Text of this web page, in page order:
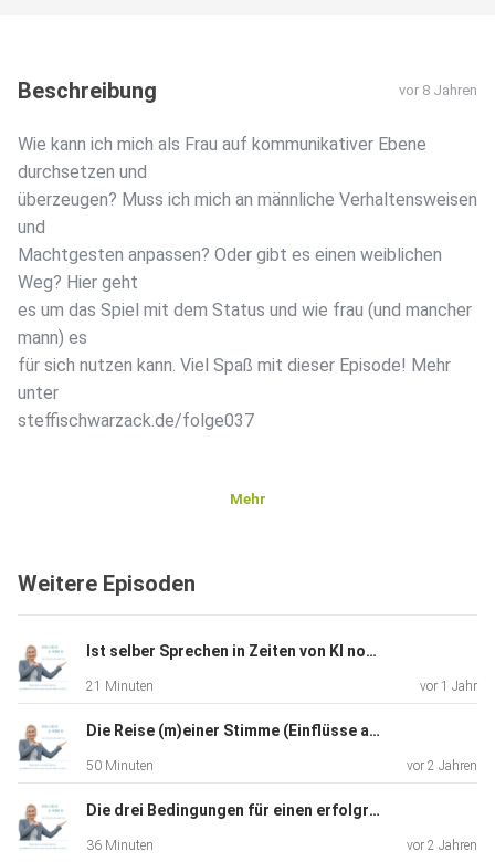
Beschreibung vor 8 Jahren
Wie kann ich mich als Frau auf kommunikativer Ebene
durchsetzen und
überzeugen? Muss ich mich an männliche Verhaltensweisen
und
Machtgesten anpassen? Oder gibt es einen weiblichen
Weg? Hier geht
es um das Spiel mit dem Status und wie frau (und mancher
mann) es
für sich nutzen kann. Viel Spaß mit dieser Episode! Mehr
unter
steffischwarzack.de/folge037
Mehr
Weitere Episoden
Ist selber Sprechen in Zeiten von KI noch sinnvoll?
21 Minuten vor 1 Jahr
Die Reise (m)einer Stimme (Einflüsse auf den Stimmklang)
50 Minuten vor 2 Jahren
Die drei Bedingungen für einen erfolgreichen Auftritt
36 Minuten vor 2 Jahren